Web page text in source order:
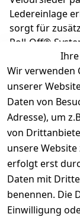
Ledereinlage
sorgt für
Roll-Off®-
Abrollen und
für erste
Kinderschuhe -
Wir verwenden
unserer
Daten von
Adresse), um
von
unsere
erfolgt erst
Daten mit
benennen. Die
Einwilligung